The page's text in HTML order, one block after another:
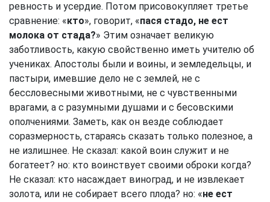
ревность и усердие. Потом присовокупляет третье
сравнение: «кто», говорит, «пася стадо, не ест
молока от стада?» Этим означает великую
заботливость, какую свойственно иметь учителю об
учениках. Апостолы были и воины, и земледельцы, и
пастыри, имевшие дело не с землей, не с
бессловесными животными, не с чувственными
врагами, а с разумными душами и с бесовскими
ополчениями. Заметь, как он везде соблюдает
соразмерность, стараясь сказать только полезное, а
не излишнее. Не сказал: какой воин служит и не
богатеет? но: кто воинствует своими оброки когда?
Не сказал: кто насаждает виноград, и не извлекает
золота, или не собирает всего плода? но: «не ест